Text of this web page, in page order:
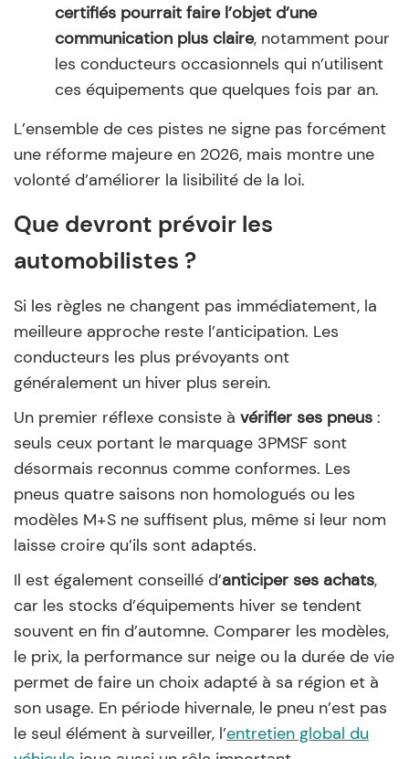
certifiés pourrait faire l’objet d’une
communication plus claire, notamment pour
les conducteurs occasionnels qui n’utilisent
ces équipements que quelques fois par an.
L’ensemble de ces pistes ne signe pas forcément
une réforme majeure en 2026, mais montre une
volonté d’améliorer la lisibilité de la loi.
Que devront prévoir les
automobilistes ?
Si les règles ne changent pas immédiatement, la
meilleure approche reste l’anticipation. Les
conducteurs les plus prévoyants ont
généralement un hiver plus serein.
Un premier réflexe consiste à vérifier ses pneus :
seuls ceux portant le marquage 3PMSF sont
désormais reconnus comme conformes. Les
pneus quatre saisons non homologués ou les
modèles M+S ne suffisent plus, même si leur nom
laisse croire qu’ils sont adaptés.
Il est également conseillé d’anticiper ses achats,
car les stocks d’équipements hiver se tendent
souvent en fin d’automne. Comparer les modèles,
le prix, la performance sur neige ou la durée de vie
permet de faire un choix adapté à sa région et à
son usage. En période hivernale, le pneu n’est pas
le seul élément à surveiller, l’entretien global du